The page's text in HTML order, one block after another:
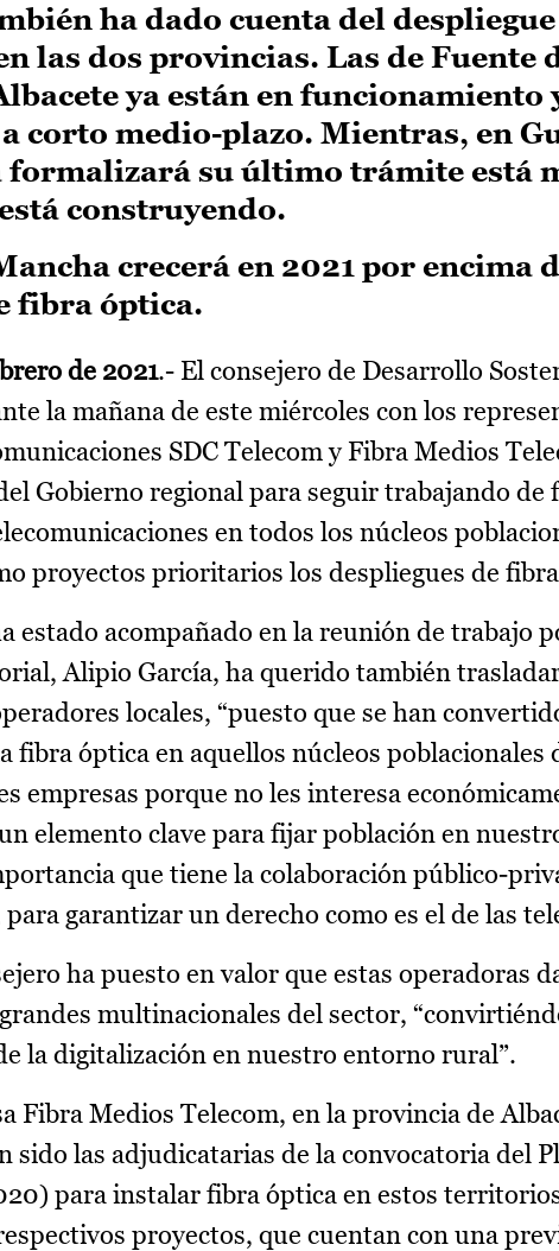
ha dado cuenta del
las dos provincias. Las de Fuente
ya están en funcionamiento
corto medio-plazo. Mientras, en
formalizará su último trámite está
construyendo.
crecerá en 2021 por encima
fibra óptica.
de 2021.- El consejero de Desarrollo
la mañana de este miércoles con los
SDC Telecom y Fibra Medios
Gobierno regional para seguir trabajando de
en todos los núcleos
proyectos prioritarios los despliegues de
estado acompañado en la reunión de trabajo
Alipio García, ha querido también
locales, “puesto que se han
fibra óptica en aquellos núcleos poblacionales
empresas porque no les interesa
elemento clave para fijar población en
que tiene la colaboración público-
garantizar un derecho como es el de las
ha puesto en valor que estas operadoras
multinacionales del sector,
la digitalización en nuestro entorno rural”.
Fibra Medios Telecom, en la provincia de
sido las adjudicatarias de la convocatoria del
para instalar fibra óptica en estos
proyectos, que cuentan con una